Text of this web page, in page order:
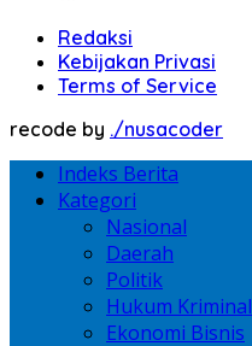
Redaksi
Kebijakan Privasi
Terms of Service
recode by ./nusacoder
Indeks Berita
Kategori
Nasional
Daerah
Politik
Hukum Kriminal
Ekonomi Bisnis